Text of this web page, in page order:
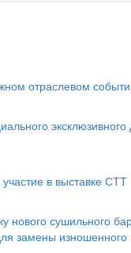
отраслевом
в выставке СТТ
нового сушильного
замены